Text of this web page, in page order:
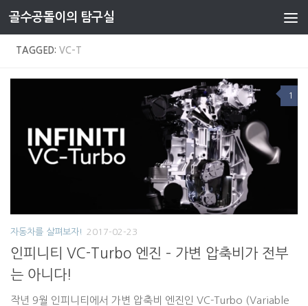
Skip to content
골수공돌이의 탐구실
TAGGED: VC-T
1
자동차를 살펴보자! 2017-02-23
인피니티 VC-Turbo 엔진 – 가변 압축비가 전부
는 아니다!
작년 9월 인피니티에서 가변 압축비 엔진인 VC-Turbo (Variable